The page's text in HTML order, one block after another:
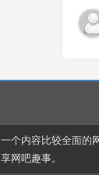
一个内容比较全面的
享网吧趣事。